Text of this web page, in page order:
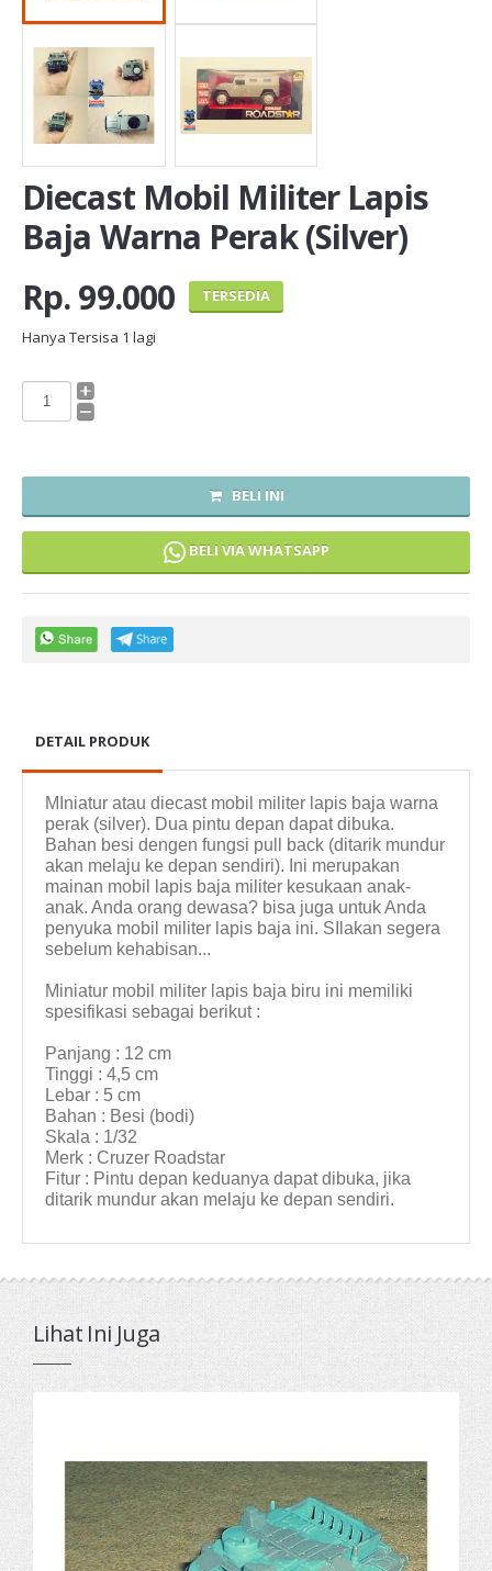
Diecast Mobil Militer Lapis
Baja Warna Perak (Silver)
Rp. 99.000
TERSEDIA
Hanya Tersisa 1 lagi
BELI INI
BELI VIA WHATSAPP
DETAIL PRODUK
MIniatur atau diecast mobil militer lapis baja warna
perak (silver). Dua pintu depan dapat dibuka.
Bahan besi dengen fungsi pull back (ditarik mundur
akan melaju ke depan sendiri). Ini merupakan
mainan mobil lapis baja militer kesukaan anak-
anak. Anda orang dewasa? bisa juga untuk Anda
penyuka mobil militer lapis baja ini. SIlakan segera
sebelum kehabisan...
Miniatur mobil militer lapis baja biru ini memiliki
spesifikasi sebagai berikut :
Panjang : 12 cm
Tinggi : 4,5 cm
Lebar : 5 cm
Bahan : Besi (bodi)
Skala : 1/32
Merk : Cruzer Roadstar
Fitur : Pintu depan keduanya dapat dibuka, jika
ditarik mundur akan melaju ke depan sendiri.
Lihat Ini Juga